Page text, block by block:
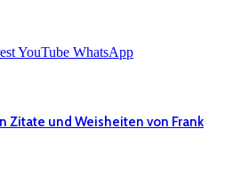
YouTube WhatsApp
Zitate und Weisheiten von Frank